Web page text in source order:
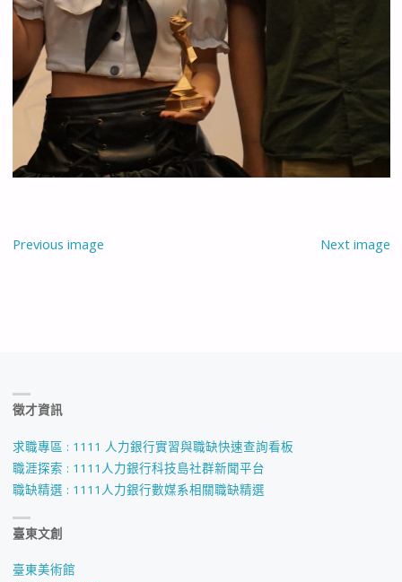
Previous image Next image
徵才資訊
求職專區 : 1111 人力銀行實習與職缺快速查詢看板
職涯探索 : 1111人力銀行科技島社群新聞平台
職缺精選 : 1111人力銀行數媒系相關職缺精選
臺東文創
臺東美術館